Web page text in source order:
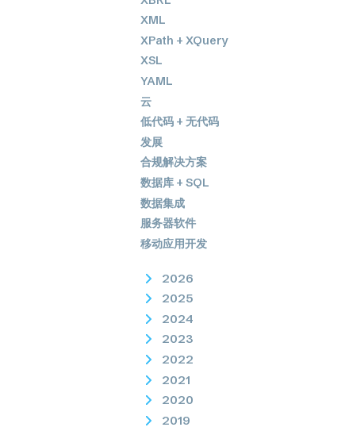
XML
XPath + XQuery
XSL
YAML
云
低代码 + 无代码
发展
合规解决方案
数据库 + SQL
数据集成
服务器软件
移动应用开发
2026
2025
2024
2023
2022
2021
2020
2019